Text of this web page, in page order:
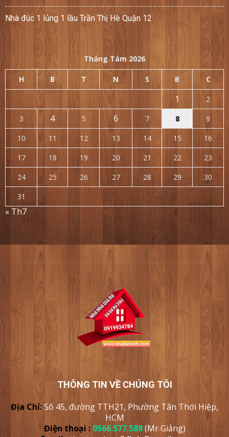
Nhà đúc 1 lủng 1 lầu Trần Thị Hè Quận 12
Tháng Tám 2026
H B T N S B C
1
2
3
4 5 6 7 8
9
10
11 12 13 14 15
16
17
18 19 20 21 22
23
24
25 26 27 28 29
30
31
« Th7
THÔNG TIN VỀ CHÚNG TÔI
Địa Chỉ:Số 45, đường TTH21, Phường Tân Thới Hiệp,
HCM
Điện thoại : 0566.577.588 (Mr Giảng)